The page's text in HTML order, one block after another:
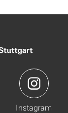
Instagram